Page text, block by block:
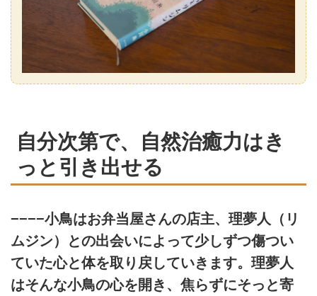
自分次第で、自然治癒力はき
っと引き出せる
−−−−小鳥はお弁当屋さんの店主、理夢人（リ
ムジン）との出会いによって少しずつ傷つい
ていた心と体を取り戻していきます。理夢人
はそんな小鳥の心を開き、焦らずにそっと寄